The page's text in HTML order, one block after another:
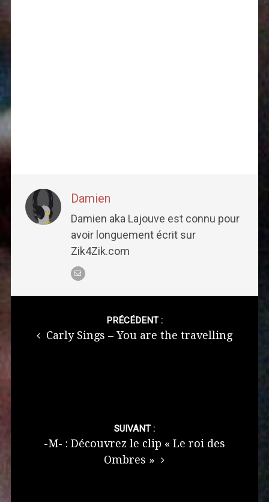
Damien
Damien aka Lajouve est connu pour
avoir longuement écrit sur
Zik4Zik.com
PRÉCÉDENT :
Carly Sings – You are the travelling
SUIVANT :
-M- : Découvrez le clip « Le roi des
Ombres »